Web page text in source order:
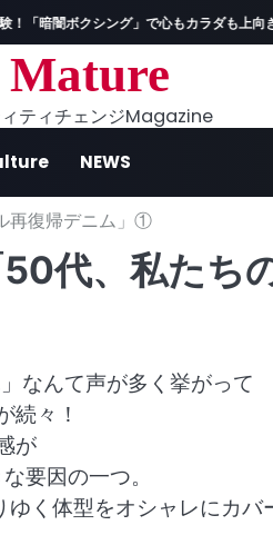
ング」で心もカラダも上向きに！ ハ
Mature
ティチェンジMagazine
NEWS
再復帰デニム」①
代、私たち
なんて声が多く挙がって
続々！
が
要因の一つ。
く体型をオシャレにカバ